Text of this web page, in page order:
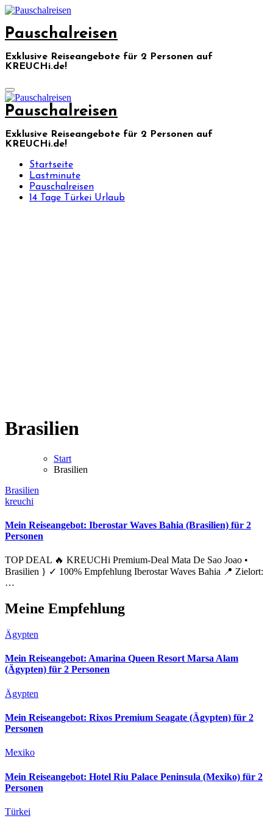
Skip
content
Pauschalreisen
Exklusive Reiseangebote für 2 Personen auf
KREUCHi.de!
Pauschalreisen
Exklusive Reiseangebote für 2 Personen auf
KREUCHi.de!
Startseite
Lastminute
Pauschalreisen
14 Tage Türkei Urlaub
Brasilien
Start
Brasilien
Brasilien
kreuchi
Mein Reiseangebot: Iberostar Waves Bahia (Brasilien) für 2
Personen
TOP DEAL 🔥 KREUCHi Premium-Deal Mata De Sao Joao •
Brasilien } ✓ 100% Empfehlung Iberostar Waves Bahia 📍 Zielort:
…
Meine Empfehlung
Ägypten
Mein Reiseangebot: Amarina Queen Resort Marsa Alam
(Ägypten) für 2 Personen
Ägypten
Mein Reiseangebot: Rixos Premium Seagate (Ägypten) für 2
Personen
Mexiko
Mein Reiseangebot: Hotel Riu Palace Peninsula (Mexiko) für 2
Personen
Türkei